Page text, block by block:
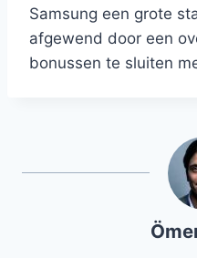
Samsung een grote
afgewend door een
bonussen te sluiten